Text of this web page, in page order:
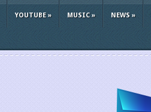
YOUTUBE» MUSIC» NEWS »